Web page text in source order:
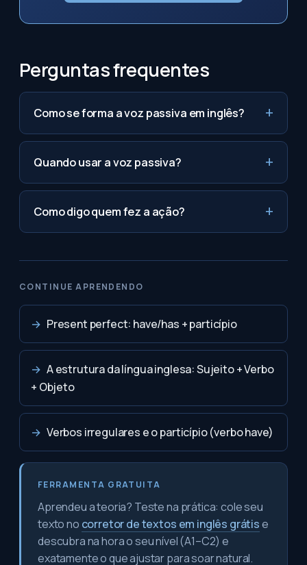
Perguntas frequentes
Como se forma a voz passiva em inglês?
Quando usar a voz passiva?
Como digo quem fez a ação?
CONTINUE APRENDENDO
→ Present perfect: have/has + particípio
→ A estrutura da língua inglesa: Sujeito + Verbo
+ Objeto
→ Verbos irregulares e o particípio (verbo have)
FERRAMENTA GRATUITA
Aprendeu a teoria? Teste na prática: cole seu
texto no corretor de textos em inglês grátise
descubra na hora o seu nível (A1–C2) e
exatamente o que ajustar para soar natural.